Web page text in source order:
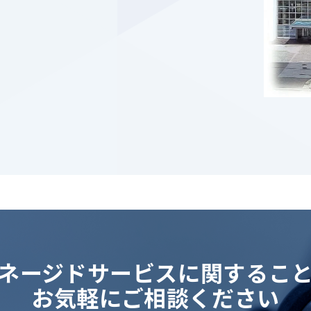
ージドサービスに関するこ
お気軽にご相談ください